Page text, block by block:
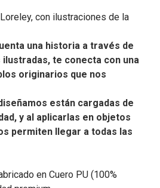
con ilustraciones de la
una historia a través de
te conecta con una
originarios que nos
están cargadas de
y al aplicarlas en objetos
permiten llegar a todas las
en Cuero PU (100%